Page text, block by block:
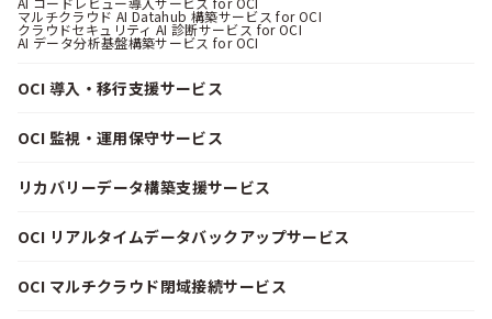
マルチクラウド AI Datahub 構築サービス for OCI
クラウドセキュリティ AI 診断サービス for OCI
AI データ分析基盤構築サービス for OCI
OCI 導入・移行支援サービス
OCI 監視・運用保守サービス
リカバリーデータ構築支援サービス
OCI リアルタイムデータバックアップサービス
OCI マルチクラウド閉域接続サービス